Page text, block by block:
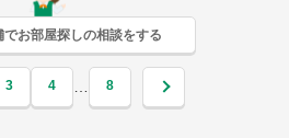
でお部屋探しの相談をする
3 4 8